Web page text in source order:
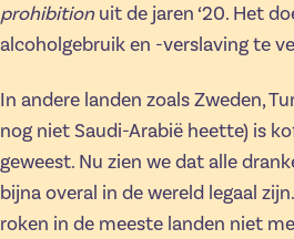
prohibition uit de jaren ‘20. Het
alcoholgebruik en -verslaving te
In andere landen zoals Zweden,
nog niet Saudi-Arabië heette) is
geweest. Nu zien we dat alle
bijna overal in de wereld legaal
roken in de meeste landen niet